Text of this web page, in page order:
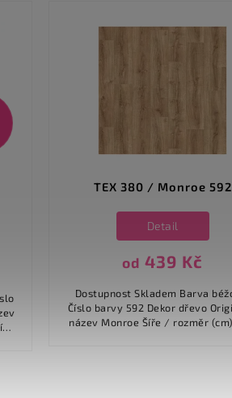
TEX 380 / Monroe 592
od 439 Kč
Detail
Dostupnost Skladem Barva béžová
Číslo barvy 592 Dekor dřevo Originální
název Monroe Šíře / rozměr (cm) 300